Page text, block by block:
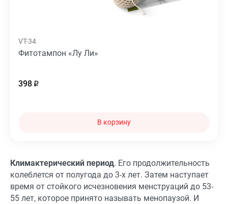
VT-34
Фитотампон «Лу Ли»
398
В корзину
Климактерический период. Его продолжительность
колеблется от полугода до 3-х лет. Затем наступает
время от стойкого исчезновения менструаций до 53-
55 лет, которое принято называть менопаузой. И